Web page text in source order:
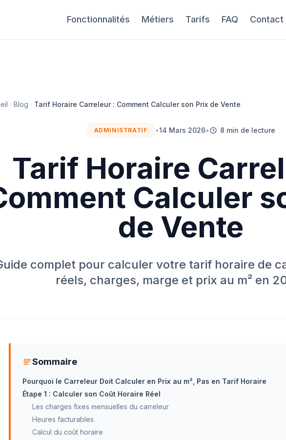
Fonctionnalités Métiers Tarifs FAQ Contact
Blog Tarif Horaire Carreleur : Comment Calculer son Prix de Vente
ADMINISTRATIF •14 Mars 2026• 8 min de lecture
Tarif Horaire
Calculer
de Vente
complet pour calculer votre tarif horaire de
réels, charges, marge et prix au m² en
Sommaire
Pourquoi le Carreleur Doit Calculer en Prix au m², Pas en Tarif Horaire
Étape 1 : Calculer son Coût Horaire Réel
Les charges fixes mensuelles du carreleur
Heures facturables
Calcul du coût horaire